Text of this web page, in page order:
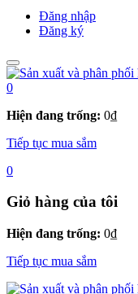
Đăng nhập
Đăng ký
0
Hiện đang trống: 0₫
Tiếp tục mua sắm
0
Giỏ hàng của tôi
Hiện đang trống: 0₫
Tiếp tục mua sắm